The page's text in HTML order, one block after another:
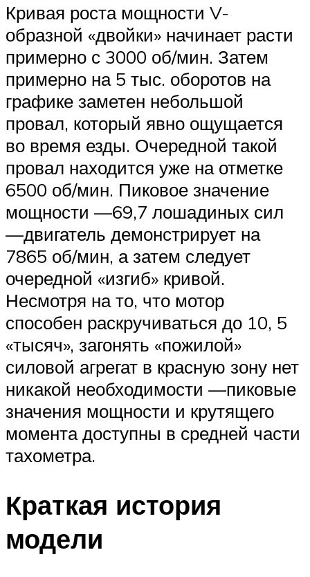
Кривая роста мощности V-
образной «двойки» начинает расти
примерно с 3000 об/мин. Затем
примерно на 5 тыс. оборотов на
графике заметен небольшой
провал, который явно ощущается
во время езды. Очередной такой
провал находится уже на отметке
6500 об/мин. Пиковое значение
мощности —69,7 лошадиных сил
—двигатель демонстрирует на
7865 об/мин, а затем следует
очередной «изгиб» кривой.
Несмотря на то, что мотор
способен раскручиваться до 10, 5
«тысяч», загонять «пожилой»
силовой агрегат в красную зону нет
никакой необходимости —пиковые
значения мощности и крутящего
момента доступны в средней части
тахометра.
Краткая история
модели